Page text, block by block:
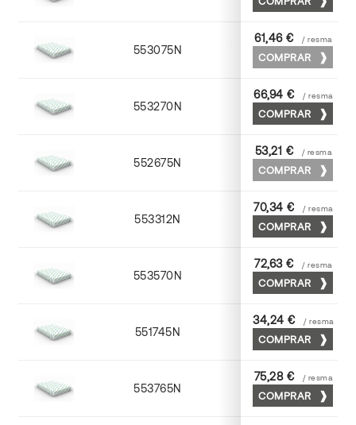
553075N 75 x 53
61,46 € / resma
COMPRAR
553270N 70 x 100
66,94 € / resma
COMPRAR
552675N 75 x 53
53,21 € / resma
COMPRAR
553312N 72 x 102
70,34 € / resma
COMPRAR
553570N 70 x 100
72,63 € / resma
COMPRAR
551745N 45 x 64
34,24 € / resma
COMPRAR
553765N 65 x 90
75,28 € / resma
COMPRAR